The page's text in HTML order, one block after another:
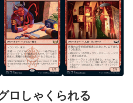
ロしゃくられる